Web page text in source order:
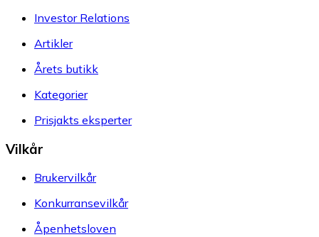
Investor Relations
Artikler
Årets butikk
Kategorier
Prisjakts eksperter
Vilkår
Brukervilkår
Konkurransevilkår
Åpenhetsloven